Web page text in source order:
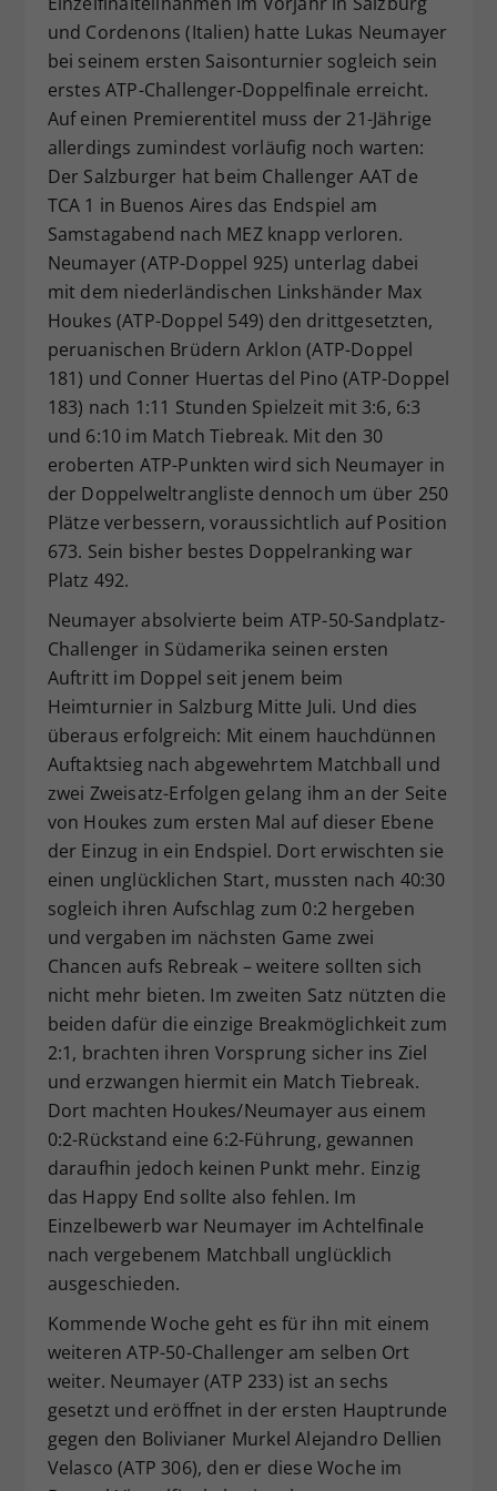
und Cordenons (Italien) hatte Lukas Neumayer
bei seinem ersten Saisonturnier sogleich sein
erstes ATP-Challenger-Doppelfinale erreicht.
Auf einen Premierentitel muss der 21-Jährige
allerdings zumindest vorläufig noch warten:
Der Salzburger hat beim Challenger AAT de
TCA 1 in Buenos Aires das Endspiel am
Samstagabend nach MEZ knapp verloren.
Neumayer (ATP-Doppel 925) unterlag dabei
mit dem niederländischen Linkshänder Max
Houkes (ATP-Doppel 549) den drittgesetzten,
peruanischen Brüdern Arklon (ATP-Doppel
181) und Conner Huertas del Pino (ATP-Doppel
183) nach 1:11 Stunden Spielzeit mit 3:6, 6:3
und 6:10 im Match Tiebreak. Mit den 30
eroberten ATP-Punkten wird sich Neumayer in
der Doppelweltrangliste dennoch um über 250
Plätze verbessern, voraussichtlich auf Position
673. Sein bisher bestes Doppelranking war
Platz 492.
Neumayer absolvierte beim ATP-50-Sandplatz-
Challenger in Südamerika seinen ersten
Auftritt im Doppel seit jenem beim
Heimturnier in Salzburg Mitte Juli. Und dies
überaus erfolgreich: Mit einem hauchdünnen
Auftaktsieg nach abgewehrtem Matchball und
zwei Zweisatz-Erfolgen gelang ihm an der Seite
von Houkes zum ersten Mal auf dieser Ebene
der Einzug in ein Endspiel. Dort erwischten sie
einen unglücklichen Start, mussten nach 40:30
sogleich ihren Aufschlag zum 0:2 hergeben
und vergaben im nächsten Game zwei
Chancen aufs Rebreak – weitere sollten sich
nicht mehr bieten. Im zweiten Satz nützten die
beiden dafür die einzige Breakmöglichkeit zum
2:1, brachten ihren Vorsprung sicher ins Ziel
und erzwangen hiermit ein Match Tiebreak.
Dort machten Houkes/Neumayer aus einem
0:2-Rückstand eine 6:2-Führung, gewannen
daraufhin jedoch keinen Punkt mehr. Einzig
das Happy End sollte also fehlen. Im
Einzelbewerb war Neumayer im Achtelfinale
nach vergebenem Matchball unglücklich
ausgeschieden.
Kommende Woche geht es für ihn mit einem
weiteren ATP-50-Challenger am selben Ort
weiter. Neumayer (ATP 233) ist an sechs
gesetzt und eröffnet in der ersten Hauptrunde
gegen den Bolivianer Murkel Alejandro Dellien
Velasco (ATP 306), den er diese Woche im
Zweck
Dieser Wert speichert Ihre Consent-
Einstellungen. Unter anderem eine
zufällig generierte ID, für die
historische Speicherung Ihrer
vorgenommen Einstellungen, falls der
Webseiten-Betreiber dies eingestellt
hat.